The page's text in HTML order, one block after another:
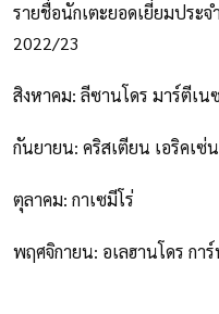
รายชื่อนักเตะยอดเยี่ยมประ
2022/23
สิงหาคม: ลีซานโดร มาร์ตีเน
กันยายน: คริสเตียน เอริคเซ่น
ตุลาคม: กาเซมีโร่
พฤศจิกายน: อเลฮานโดร กา